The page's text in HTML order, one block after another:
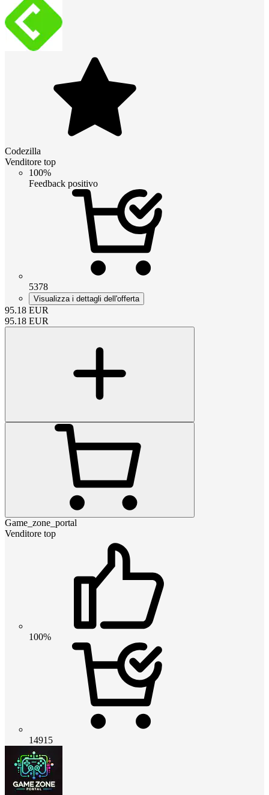
Codezilla
Venditore top
100%
Feedback positivo
5378
Visualizza i dettagli dell'offerta
95.18 EUR
95.18 EUR
Game_zone_portal
Venditore top
100%
14915